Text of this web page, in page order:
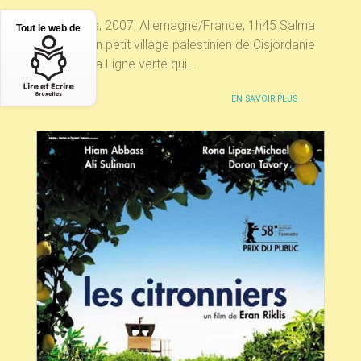
Eran Riklis, 2007, Allemagne/France, 1h45 Salma
vit dans un petit village palestinien de Cisjordanie
situé sur la Ligne verte qui...
EN SAVOIR PLUS
Tout le web de